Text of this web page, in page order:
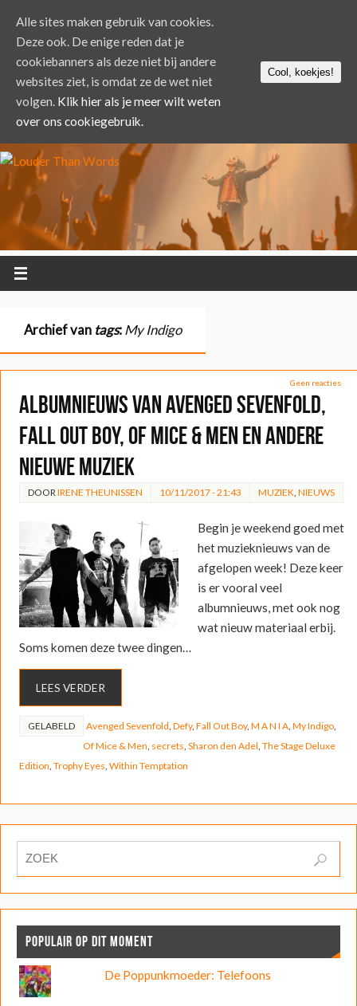
Archief van tags:My Indigo
Geen reacties
Albumnieuws van Avenged Sevenfold,
Fall Out Boy, Of Mice & Men en andere
nieuwe muziek
DOOR IRENE THEUNISSEN 10/11/2017 - 21:43 MUZIEK NIEUWS
Begin je weekend goed met
het muzieknieuws van de
afgelopen week! Deze keer
is er vooral veel
albumnieuws, met ook nog
wat nieuw materiaal erbij.
Soms komen deze twee dingen…
LEES VERDER
GELABELD Avenged Sevenfold Defy, Fall Out Boy, M A N I A, My Indigo,
Of Mice & Men secrets Sharon den Adel The Stage Deluxe
Edition Trophy Eyes Within Temptation
POPULAIR OP DIT MOMENT
De Poppunkmoeder: Telefoons
Alle sites maken gebruik van cookies.
Deze ook. De enige reden dat je
cookiebanners als deze niet bij andere
websites ziet, is omdat ze de wet niet
volgen. Klik hier als je meer wilt weten
over ons cookiegebruik.
Cool, koekjes!